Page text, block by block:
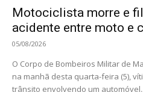
Motociclista morre e
acidente entre moto e
05/08/2026
O Corpo de Bombeiros Militar de
na manhã desta quarta-feira (5),
trânsito envolvendo um